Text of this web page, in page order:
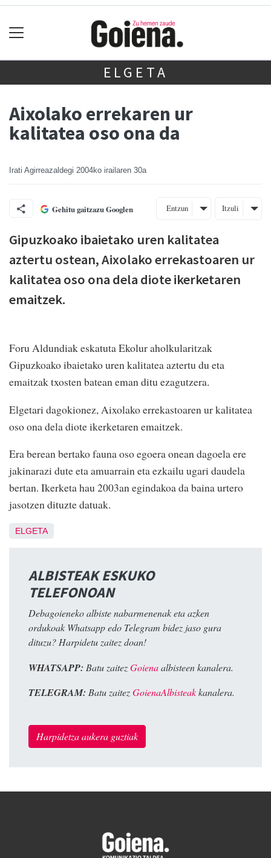
ELGETA
Aixolako errekaren ur
kalitatea oso ona da
Irati Agirreazaldegi 2004ko irailaren 30a
Gehitu gaitzazu Googlen Entzun Itzuli
Gipuzkoako ibaietako uren kalitatea
aztertu ostean, Aixolako errekastoaren ur
kalitatea oso ona dela diote ikerketaren
emaitzek.
Foru Aldundiak eskatuta Ekolur aholkularitzak
Gipuzkoako ibaietako uren kalitatea aztertu du eta
emaitzak txosten batean eman ditu ezagutzera.
Elgetari dagokionez, Aixolako errekastoaren ur kalitatea
oso ona dela diote ikerketaren emaitzek.
Era berean bertako fauna oso egoera onean dagoela ere
jakinarazi dute eta amuarrain eta ezkailu ugari daudela
bertan. Ikerketa hau 2003an egindakoa da baina urtero
jasotzen dituzte datuak.
ELGETA
ALBISTEAK ESKUKO
TELEFONOAN
Debagoieneko albiste nabarmenenak eta azken
ordukoak Whatsapp edo Telegram bidez jaso gura
dituzu? Harpidetu zaitez doan!
WHATSAPP: Batu zaitezGoienaalbisteen kanalera.
TELEGRAM: Batu zaitezGoienaAlbisteakkanalera.
Harpidetza aukera guztiak